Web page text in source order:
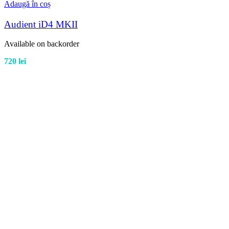
Adaugă în coș
Audient iD4 MKII
Available on backorder
720 lei